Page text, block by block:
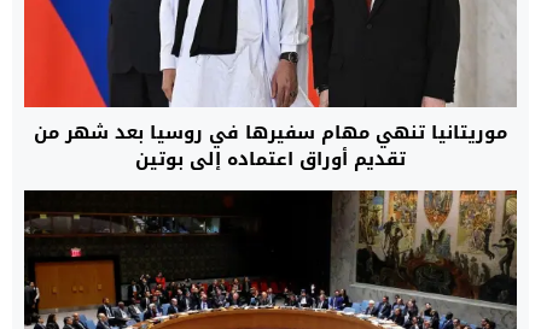
موريتانيا تنهي مهام سفيرها في روسيا بعد شهر من
تقديم أوراق اعتماده إلى بوتين